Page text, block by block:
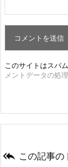
このサイトはスパ
メントデータの処
 この記事の